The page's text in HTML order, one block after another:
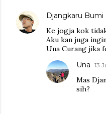
Djangkaru Bumi
Ke jogja kok
Aku kan juga
Una Curang jika
Una 13
Mas
sih?